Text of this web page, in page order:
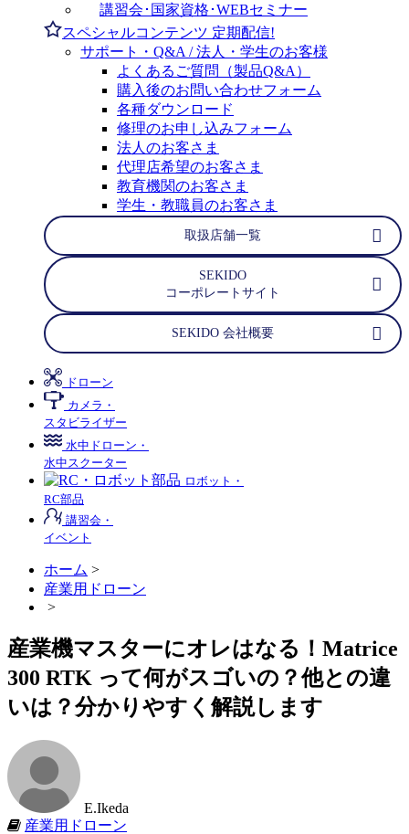
講習会･国家資格･WEBセミナー
スペシャルコンテンツ 定期配信!
サポート・Q&A / 法人・学生のお客様
よくあるご質問（製品Q&A）
購入後のお問い合わせフォーム
各種ダウンロード
修理のお申し込みフォーム
法人のお客さま
代理店希望のお客さま
教育機関のお客さま
学生・教職員のお客さま
取扱店舗一覧
SEKIDO
コーポレートサイト
SEKIDO 会社概要
ドローン
カメラ・
スタビライザー
水中ドローン・
水中スクーター
ロボット・
RC部品
講習会・
イベント
ホーム >
産業用ドローン
>
産業機マスターにオレはなる！Matrice
300 RTK って何がスゴいの？他との違
いは？分かりやすく解説します
E.Ikeda
産業用ドローン